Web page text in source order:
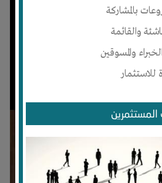
بالمشاركة
والقائمة
والمسوقين
للاستثمار